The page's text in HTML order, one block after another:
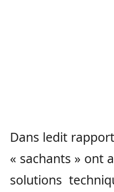
Dans ledit
« sachants » ont
solutions